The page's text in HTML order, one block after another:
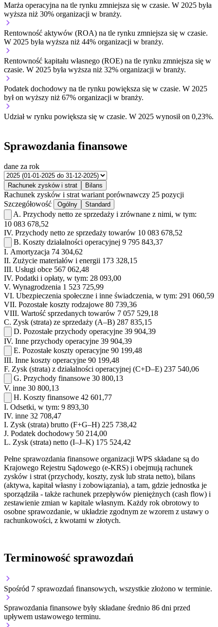
Marża operacyjna na tle rynku zmniejsza się w czasie. W 2025 była
wyższa niż 30% organizacji w branży.
Rentowność aktywów (ROA) na tle rynku zmniejsza się w czasie.
W 2025 była wyższa niż 44% organizacji w branży.
Rentowność kapitału własnego (ROE) na tle rynku zmniejsza się w
czasie. W 2025 była wyższa niż 32% organizacji w branży.
Podatek dochodowy na tle rynku powiększa się w czasie. W 2025
był on wyższy niż 67% organizacji w branży.
Udział w rynku powiększa się w czasie. W 2025 wynosił on 0,23%.
Sprawozdania finansowe
dane za rok
Rachunek zysków i strat Bilans
Rachunek zysków i strat wariant porównawczy 25 pozycji
Szczegółowość
Ogólny Standard
A. Przychody netto ze sprzedaży i zrównane z nimi, w tym:
10 083 678,52
IV. Przychody netto ze sprzedaży towarów 10 083 678,52
B. Koszty działalności operacyjnej 9 795 843,37
I. Amortyzacja 74 304,62
II. Zużycie materiałów i energii 173 328,15
III. Usługi obce 567 062,48
IV. Podatki i opłaty, w tym: 28 093,00
V. Wynagrodzenia 1 523 725,99
VI. Ubezpieczenia społeczne i inne świadczenia, w tym: 291 060,59
VII. Pozostałe koszty rodzajowe 80 739,36
VIII. Wartość sprzedanych towarów 7 057 529,18
C. Zysk (strata) ze sprzedaży (A–B) 287 835,15
D. Pozostałe przychody operacyjne 39 904,39
IV. Inne przychody operacyjne 39 904,39
E. Pozostałe koszty operacyjne 90 199,48
III. Inne koszty operacyjne 90 199,48
F. Zysk (strata) z działalności operacyjnej (C+D–E) 237 540,06
G. Przychody finansowe 30 800,13
V. inne 30 800,13
H. Koszty finansowe 42 601,77
I. Odsetki, w tym: 9 893,30
IV. inne 32 708,47
I. Zysk (strata) brutto (F+G–H) 225 738,42
J. Podatek dochodowy 50 214,00
L. Zysk (strata) netto (I–J–K) 175 524,42
Pełne sprawozdania finansowe organizacji WPS składane są do
Krajowego Rejestru Sądowego (e-KRS) i obejmują rachunek
zysków i strat (przychody, koszty, zysk lub strata netto), bilans
(aktywa, kapitał własny i zobowiązania), a tam, gdzie jednostka je
sporządziła - także rachunek przepływów pieniężnych (cash flow) i
zestawienie zmian w kapitale własnym. Każdy rok obrotowy to
osobne sprawozdanie, w układzie zgodnym ze wzorem z ustawy o
rachunkowości, z kwotami w złotych.
Terminowość sprawozdań
Spośród 7 sprawozdań finansowych, wszystkie złożono w terminie.
Sprawozdania finansowe były składane średnio 86 dni przed
upływem ustawowego terminu.